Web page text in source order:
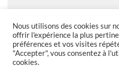
MENTIONS
Foire aux
Nous utilisons des cookies sur
offrir l'expérience la plus
préférences et vos visites
"Accepter", vous consentez à
cookies.